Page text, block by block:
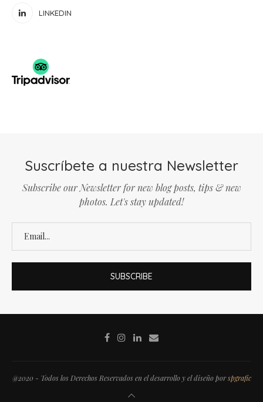
LINKEDIN
Suscríbete a nuestra Newsletter
Subscribe our Newsletter for new blog posts, tips & new
photos. Let's stay updated!
@2020 - Todos los Derechos Reservados en el desarrollo y el diseño porspgrafic